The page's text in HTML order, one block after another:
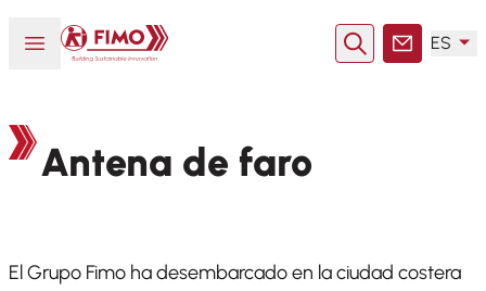
Abrir o cerrar el menú
Volver a la página principal
Buscar enContacto
ES
Antena de faro
El Grupo Fimo ha desembarcado en la ciudad costera